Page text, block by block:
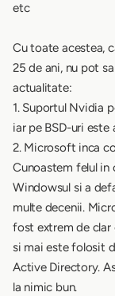
etc
Cu toate acestea,
25 de ani, nu pot
actualitate:
1. Suportul Nvidia
iar pe BSD-uri
2. Microsoft inca
Cunoastem felul in
Windowsul si a
multe decenii.
fost extrem de clar
si mai este folosit
Active Directory.
la nimic bun.